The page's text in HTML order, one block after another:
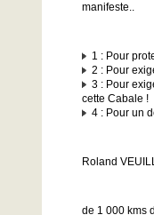
manifeste..
1 : Pour
2 : Pour
3 : Pour
cette Cabale !
4 : Pour un
Roland
de 1 000 kms